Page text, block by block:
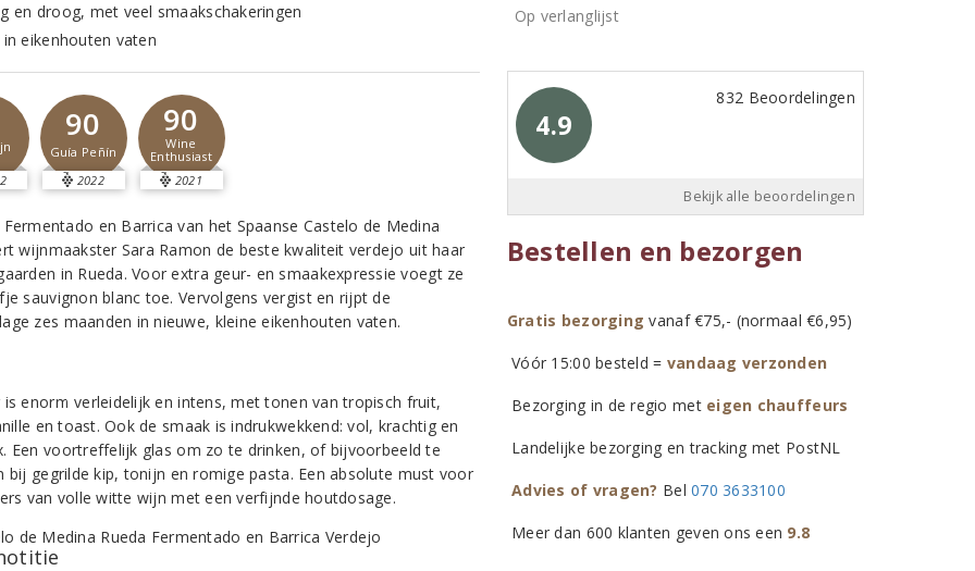
en droog, met veel smaakschakeringen
in eikenhouten vaten
90
Guía Peñín
2022
90
Wine
Enthusiast
2021
en Barrica van het Spaanse Castelo de Medina
wijnmaakster Sara Ramon de beste kwaliteit verdejo uit haar
in Rueda. Voor extra geur- en smaakexpressie voegt ze
sauvignon blanc toe. Vervolgens vergist en rijpt de
zes maanden in nieuwe, kleine eikenhouten vaten.
is enorm verleidelijk en intens, met tonen van tropisch fruit,
en toast. Ook de smaak is indrukwekkend: vol, krachtig en
Een voortreffelijk glas om zo te drinken, of bijvoorbeeld te
bij gegrilde kip, tonijn en romige pasta. Een absolute must voor
van volle witte wijn met een verfijnde houtdosage.
Op verlanglijst
4.9
832 Beoordelingen
Bekijk alle beoordelingen
Bestellen en bezorgen
Gratis bezorging vanaf €75,- (normaal €6,95)
Vóór 15:00 besteld = vandaag verzonden
Bezorging in de regio met eigen chauffeurs
Landelijke bezorging en tracking met PostNL
Advies of vragen? Bel070 3633100
Meer dan 600 klanten geven ons een 9.8